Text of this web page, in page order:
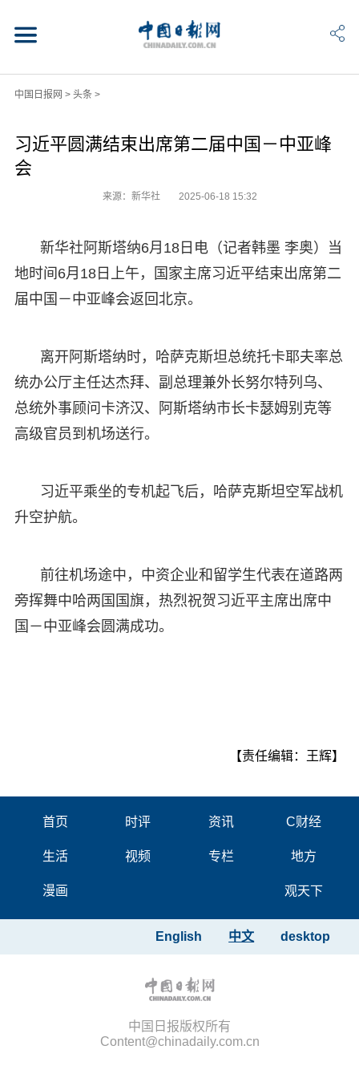
中国日报网 > 头条>
习近平圆满结束出席第二届中国－中亚峰
会
来源：新华社 2025-06-18 15:32
新华社阿斯塔纳6月18日电（记者韩墨 李奥）当
地时间6月18日上午，国家主席习近平结束出席第二
届中国－中亚峰会返回北京。
离开阿斯塔纳时，哈萨克斯坦总统托卡耶夫率总
统办公厅主任达杰拜、副总理兼外长努尔特列乌、
总统外事顾问卡济汉、阿斯塔纳市长卡瑟姆别克等
高级官员到机场送行。
习近平乘坐的专机起飞后，哈萨克斯坦空军战机
升空护航。
前往机场途中，中资企业和留学生代表在道路两
旁挥舞中哈两国国旗，热烈祝贺习近平主席出席中
国－中亚峰会圆满成功。
【责任编辑：王辉】
首页 时评 资讯 C财经
生活 视频 专栏 地方
漫画 观天下
desktop
中文
English
中国日报版权所有
Content@chinadaily.com.cn